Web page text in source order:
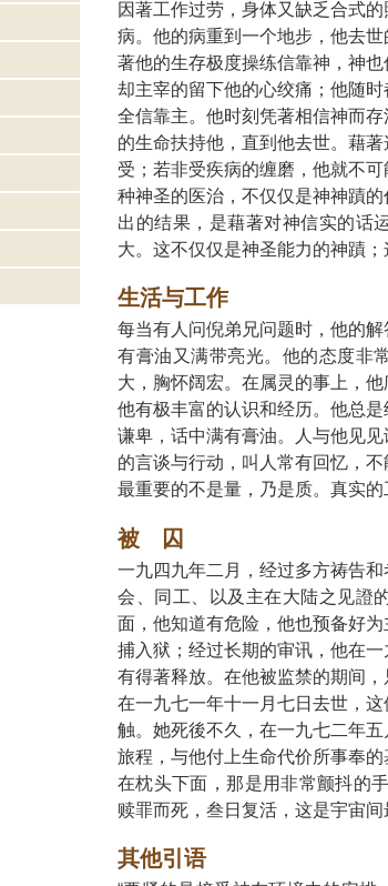
因著工作过劳，身体又缺乏合式
病。他的病重到一个地步，他去
著他的生存极度操练信靠神，神
却主宰的留下他的心绞痛；他随
全信靠主。他时刻凭著相信神而
的生命扶持他，直到他去世。藉
受；若非受疾病的缠磨，他就不
种神圣的医治，不仅仅是神神蹟
出的结果，是藉著对神信实的话
大。这不仅仅是神圣能力的神蹟
生活与工作
每当有人问倪弟兄问题时，他的
有膏油又满带亮光。他的态度非
大，胸怀阔宏。在属灵的事上，
他有极丰富的认识和经历。他总
谦卑，话中满有膏油。人与他见
的言谈与行动，叫人常有回忆，
最重要的不是量，乃是质。真实的
被 囚
一九四九年二月，经过多方祷告
会、同工、以及主在大陆之见證
面，他知道有危险，他也预备好
捕入狱；经过长期的审讯，他在
有得著释放。在他被监禁的期间
在一九七一年十一月七日去世，
触。她死後不久，在一九七二年
旅程，与他付上生命代价所事奉
在枕头下面，那是用非常颤抖的
赎罪而死，叁日复活，这是宇宙
其他引语